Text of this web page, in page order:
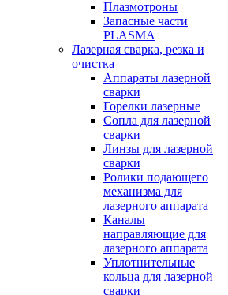
Плазмотроны
Запасные части
PLASMA
Лазерная сварка, резка и
очистка
Аппараты лазерной
сварки
Горелки лазерные
Сопла для лазерной
сварки
Линзы для лазерной
сварки
Ролики подающего
механизма для
лазерного аппарата
Каналы
направляющие для
лазерного аппарата
Уплотнительные
кольца для лазерной
сварки